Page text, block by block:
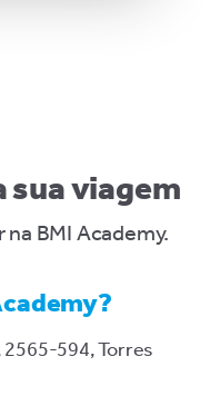
sua viagem
BMI Academy.
2565-594, Torres